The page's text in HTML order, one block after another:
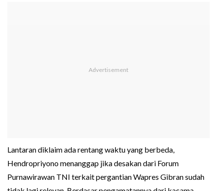
Lantaran diklaim ada rentang waktu yang berbeda,
Hendropriyono menanggap jika desakan dari Forum
Purnawirawan TNI terkait pergantian Wapres Gibran sudah